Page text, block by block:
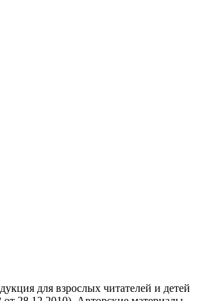
для взрослых читателей и детей